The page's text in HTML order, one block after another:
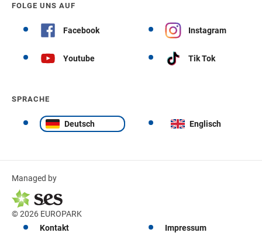
FOLGE UNS AUF
Facebook Instagram
Youtube Tik Tok
SPRACHE
Deutsch Englisch
Managed by
© 2026 EUROPARK
Kontakt
Impressum